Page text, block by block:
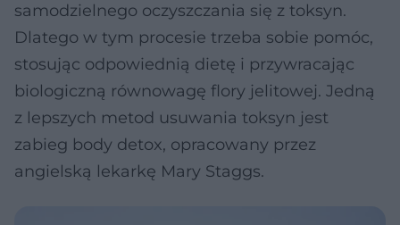
samodzielnego oczyszczania się z toksyn.
Dlatego w tym procesie trzeba sobie pomóc,
stosując odpowiednią dietę i przywracając
biologiczną równowagę flory jelitowej. Jedną
z lepszych metod usuwania toksyn jest
zabieg body detox, opracowany przez
angielską lekarkę Mary Staggs.